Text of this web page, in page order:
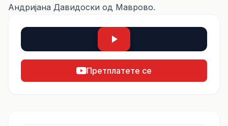
Андријана Давидоски од Маврово.
Претплатете се